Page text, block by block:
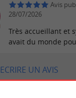
Avis
28/07/2026
Très accueillant et
avait du monde
ECRIRE UN AVIS